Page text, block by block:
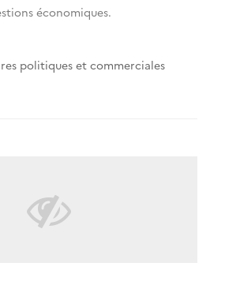
économiques.
politiques et commerciales